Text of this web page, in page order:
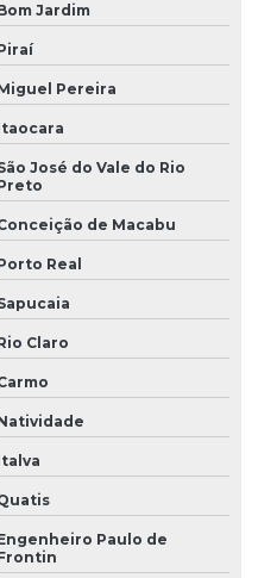
jaraguá do sul
joinville
em mg
rio do sul
em rs
são josé dos pinhais
em sc
rolantes
em am
em mg
em pr
Jardim
Pereira
José do Vale do Rio
de Macabu
Real
Claro
Paulo de